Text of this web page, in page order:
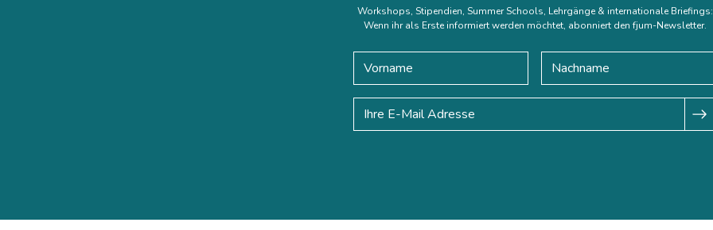
Workshops, Stipendien, Summer Schools, Lehrgänge & internationale Briefings:
Wenn ihr als Erste informiert werden möchtet, abonniert den fjum-Newsletter.